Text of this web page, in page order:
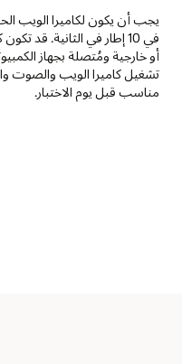
في 10 إطار في الثانية. قد
أو خارجية ومُتصلة بجهاز
تشغيل كاميرا الويب والصوت
مناسب قبل يوم الاختبار.